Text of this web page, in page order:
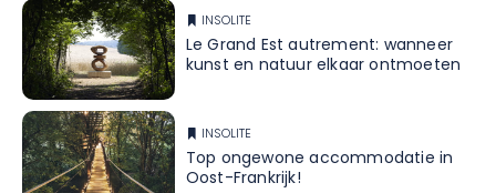
INSOLITE
Le Grand Est autrement: wanneer
kunst en natuur elkaar ontmoeten
INSOLITE
Top ongewone accommodatie in
Oost-Frankrijk!